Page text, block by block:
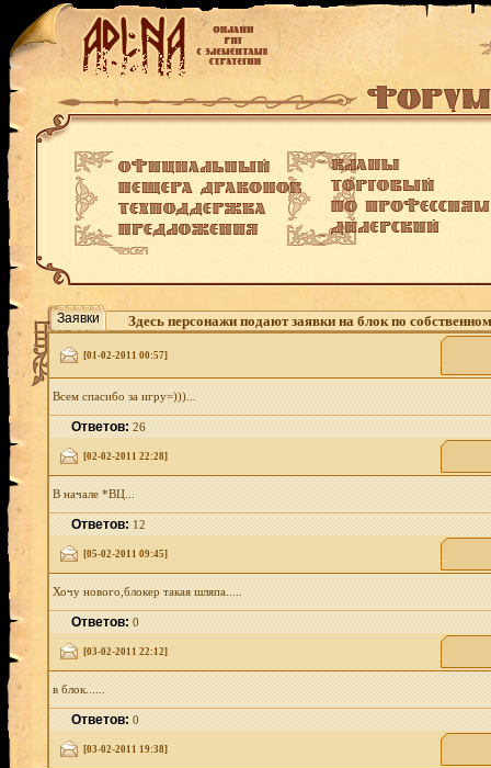
Заявки Здесь персонажи подают заявки на блок по
[01-02-2011 00:57]
Всем спасибо за игру=)))...
Ответов:26
[02-02-2011 22:28]
В начале *ВЦ...
Ответов:12
[05-02-2011 09:45]
Хочу нового,блокер такая шляпа.....
Ответов:0
[03-02-2011 22:12]
в блок......
Ответов:0
[03-02-2011 19:38]